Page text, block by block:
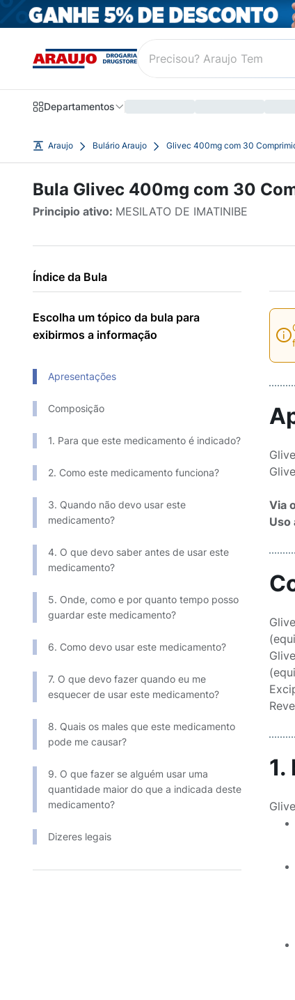
Departamentos
Araujo Bulário Araujo Glivec 400mg com 30
Bula Glivec 400mg com 30
Principio ativo: MESILATO DE IMATINIBE
Índice da Bula
Escolha um tópico da bula para
exibirmos a informação
Apresentações
Composição
1. Para que este medicamento é indicado?
2. Como este medicamento funciona?
3. Quando não devo usar este
medicamento?
4. O que devo saber antes de usar este
medicamento?
5. Onde, como e por quanto tempo posso
guardar este medicamento?
6. Como devo usar este medicamento?
7. O que devo fazer quando eu me
esquecer de usar este medicamento?
8. Quais os males que este medicamento
pode me causar?
9. O que fazer se alguém usar uma
quantidade maior do que a indicada deste
medicamento?
Dizeres legais
Via
Uso